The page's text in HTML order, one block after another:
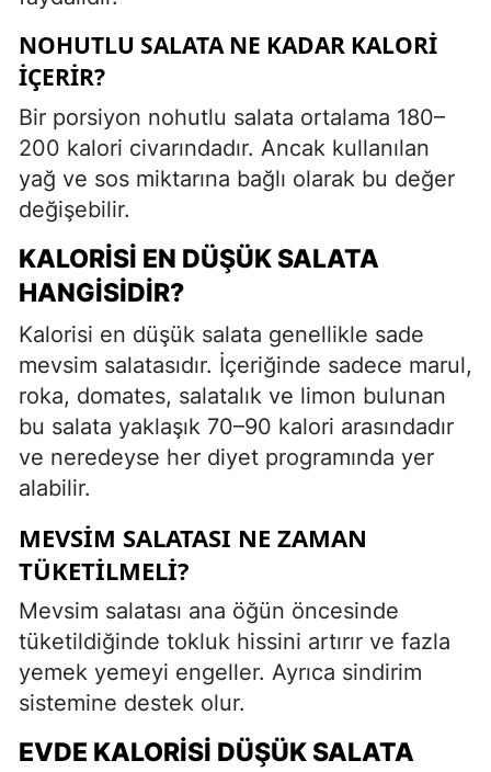
NOHUTLU SALATA NE KADAR KALORI
İÇERIR?
Bir porsiyon nohutlu salata ortalama 180–
200 kalori civarındadır. Ancak kullanılan
yağ ve sos miktarına bağlı olarak bu değer
değişebilir.
KALORISI EN DÜŞÜK SALATA
HANGISIDIR?
Kalorisi en düşük salata genellikle sade
mevsim salatasıdır. İçeriğinde sadece marul,
roka, domates, salatalık ve limon bulunan
bu salata yaklaşık 70–90 kalori arasındadır
ve neredeyse her diyet programında yer
alabilir.
MEVSIM SALATASI NE ZAMAN
TÜKETILMELI?
Mevsim salatası ana öğün öncesinde
tüketildiğinde tokluk hissini artırır ve fazla
yemek yemeyi engeller. Ayrıca sindirim
sistemine destek olur.
EVDE KALORISI DÜŞÜK SALATA